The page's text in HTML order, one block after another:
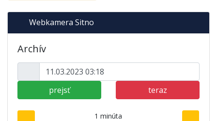
Webkamera Sitno
Archív
prejsť teraz
1 minúta